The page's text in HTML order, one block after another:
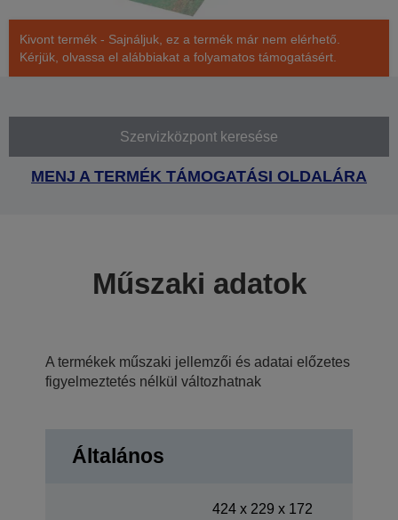
Kivont termék - Sajnáljuk, ez a termék már nem elérhető.
Kérjük, olvassa el alábbiakat a folyamatos támogatásért.
Szervizközpont keresése
MENJ A TERMÉK TÁMOGATÁSI OLDALÁRA
Műszaki adatok
A termékek műszaki jellemzői és adatai előzetes
figyelmeztetés nélkül változhatnak
Általános
424‎ x 229 x 172